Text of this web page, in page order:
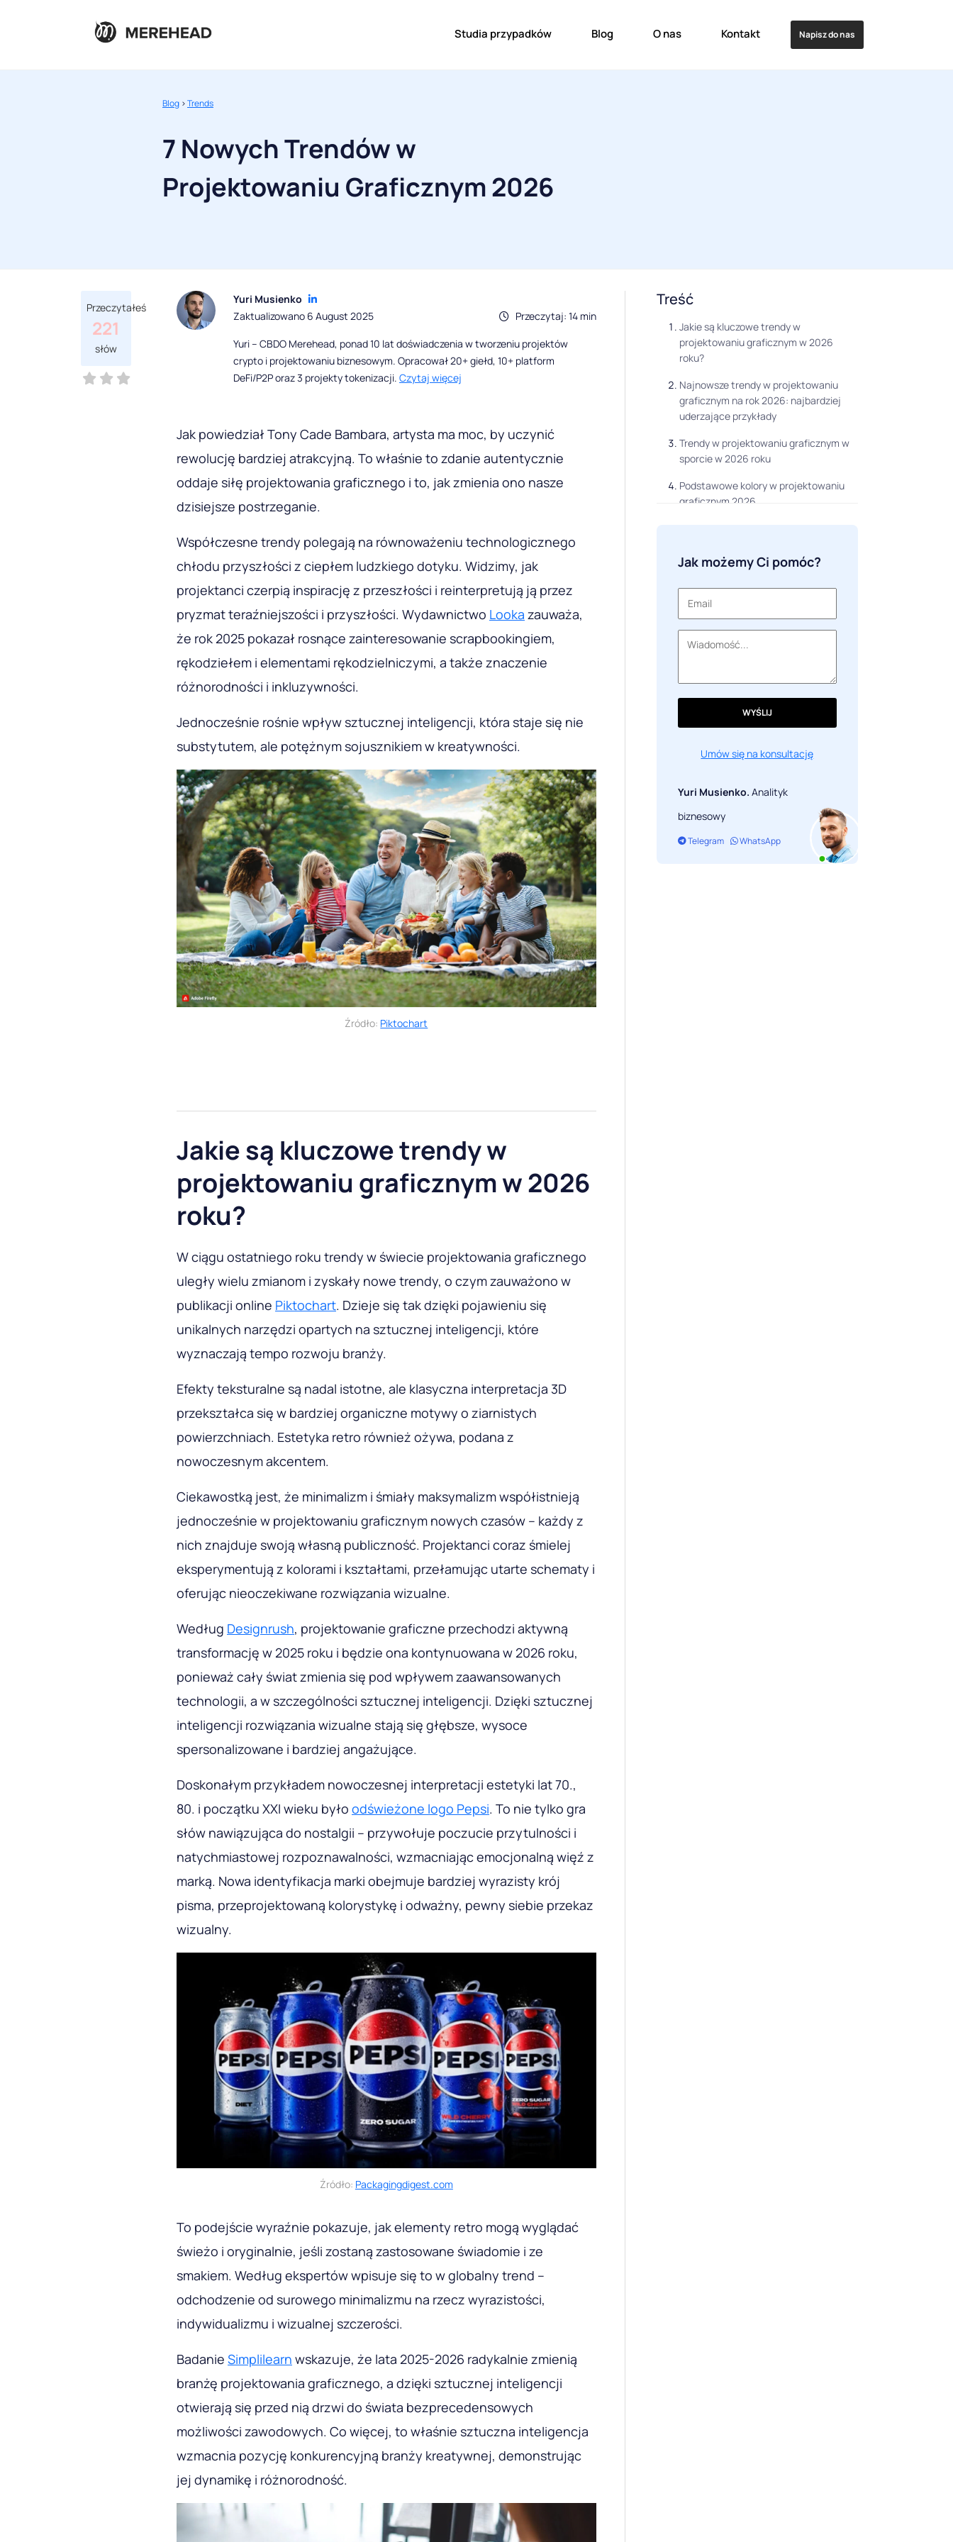
Studia przypadków Blog O nas Kontakt Napisz do nas
Blog >Trends
7 Nowych Trendów w
Projektowaniu Graficznym 2026
Przeczytałeś
221
słów
Yuri Musienko
Przeczytaj: 14 min
Zaktualizowano 6 August 2025
Yuri – CBDO Merehead, ponad 10 lat doświadczenia w tworzeniu projektów
crypto i projektowaniu biznesowym. Opracował 20+ giełd, 10+ platform
DeFi/P2P oraz 3 projekty tokenizacji. Czytaj więcej
Jak powiedział Tony Cade Bambara, artysta ma moc, by uczynić
rewolucję bardziej atrakcyjną. To właśnie to zdanie autentycznie
oddaje siłę projektowania graficznego i to, jak zmienia ono nasze
dzisiejsze postrzeganie.
Współczesne trendy polegają na równoważeniu technologicznego
chłodu przyszłości z ciepłem ludzkiego dotyku. Widzimy, jak
projektanci czerpią inspirację z przeszłości i reinterpretują ją przez
pryzmat teraźniejszości i przyszłości. Wydawnictwo Looka zauważa,
że rok 2025 pokazał rosnące zainteresowanie scrapbookingiem,
rękodziełem i elementami rękodzielniczymi, a także znaczenie
różnorodności i inkluzywności.
Jednocześnie rośnie wpływ sztucznej inteligencji, która staje się nie
substytutem, ale potężnym sojusznikiem w kreatywności.
Źródło: Piktochart
Jakie są kluczowe trendy w
projektowaniu graficznym w 2026
roku?
W ciągu ostatniego roku trendy w świecie projektowania graficznego
uległy wielu zmianom i zyskały nowe trendy, o czym zauważono w
publikacji online Piktochart. Dzieje się tak dzięki pojawieniu się
unikalnych narzędzi opartych na sztucznej inteligencji, które
wyznaczają tempo rozwoju branży.
Efekty teksturalne są nadal istotne, ale klasyczna interpretacja 3D
przekształca się w bardziej organiczne motywy o ziarnistych
powierzchniach. Estetyka retro również ożywa, podana z
nowoczesnym akcentem.
Ciekawostką jest, że minimalizm i śmiały maksymalizm współistnieją
jednocześnie w projektowaniu graficznym nowych czasów – każdy z
nich znajduje swoją własną publiczność. Projektanci coraz śmielej
eksperymentują z kolorami i kształtami, przełamując utarte schematy i
oferując nieoczekiwane rozwiązania wizualne.
Według Designrush, projektowanie graficzne przechodzi aktywną
transformację w 2025 roku i będzie ona kontynuowana w 2026 roku,
ponieważ cały świat zmienia się pod wpływem zaawansowanych
technologii, a w szczególności sztucznej inteligencji. Dzięki sztucznej
inteligencji rozwiązania wizualne stają się głębsze, wysoce
spersonalizowane i bardziej angażujące.
Doskonałym przykładem nowoczesnej interpretacji estetyki lat 70.,
80. i początku XXI wieku było odświeżone logo Pepsi. To nie tylko gra
słów nawiązująca do nostalgii – przywołuje poczucie przytulności i
natychmiastowej rozpoznawalności, wzmacniając emocjonalną więź z
marką. Nowa identyfikacja marki obejmuje bardziej wyrazisty krój
pisma, przeprojektowaną kolorystykę i odważny, pewny siebie przekaz
wizualny.
Źródło: Packagingdigest.com
To podejście wyraźnie pokazuje, jak elementy retro mogą wyglądać
świeżo i oryginalnie, jeśli zostaną zastosowane świadomie i ze
smakiem. Według ekspertów wpisuje się to w globalny trend –
odchodzenie od surowego minimalizmu na rzecz wyrazistości,
indywidualizmu i wizualnej szczerości.
Badanie Simplilearn wskazuje, że lata 2025-2026 radykalnie zmienią
branżę projektowania graficznego, a dzięki sztucznej inteligencji
otwierają się przed nią drzwi do świata bezprecedensowych
możliwości zawodowych. Co więcej, to właśnie sztuczna inteligencja
wzmacnia pozycję konkurencyjną branży kreatywnej, demonstrując
jej dynamikę i różnorodność.
Treść
Jakie są kluczowe trendy w
projektowaniu graficznym w 2026
roku?
Najnowsze trendy w projektowaniu
graficznym na rok 2026: najbardziej
uderzające przykłady
Trendy w projektowaniu graficznym w
sporcie w 2026 roku
Podstawowe kolory w projektowaniu
graficznym 2026
roku
Trendy w projektowaniu graficznym
pokolenia Z w 2026 roku
Trendy w projektowaniu graficznym w
mediach społecznościowych w 2026
Trendy w projektowaniu graficznym
koszulek 2026
Jaka jest przyszłość projektowania
Jak możemy Ci pomóc?
WYŚLIJ
Umów się na konsultację
Yuri Musienko. Analityk
biznesowy
Telegram WhatsApp